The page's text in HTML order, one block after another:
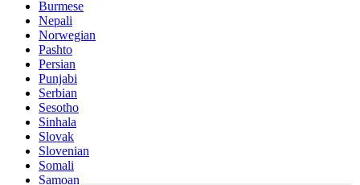
Burmese
Nepali
Norwegian
Pashto
Persian
Punjabi
Serbian
Sesotho
Sinhala
Slovak
Slovenian
Somali
Samoan